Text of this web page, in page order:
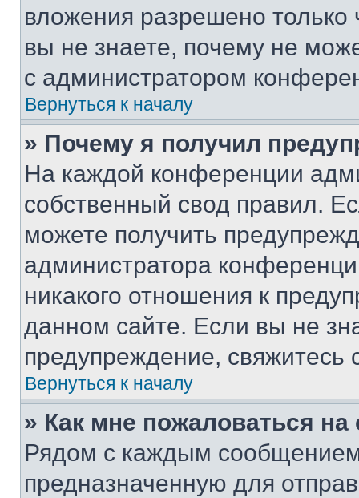
вложения разрешено
вы не знаете, почему не
с администратором
Вернуться к началу
» Почему я получил
На каждой конференции
собственный свод правил.
можете получить
администратора
никакого отношения к
данном сайте. Если вы не
предупреждение,
Вернуться к началу
» Как мне пожаловаться
Рядом с каждым сообщением
предназначенную для